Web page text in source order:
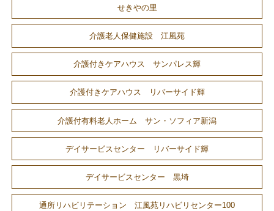
せきやの里
介護老人保健施設 江風苑
介護付きケアハウス サンパレス輝
介護付きケアハウス リバーサイド輝
介護付有料老人ホーム サン・ソフィア新潟
デイサービスセンター リバーサイド輝
デイサービスセンター 黒埼
通所リハビリテーション 江風苑リハビリセンター100